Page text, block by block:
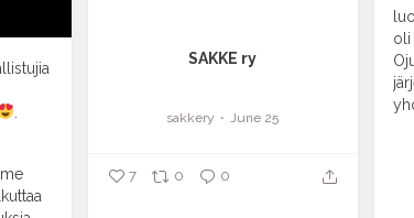
SAKKE ry
sakkery June 25
7 0 0
oli